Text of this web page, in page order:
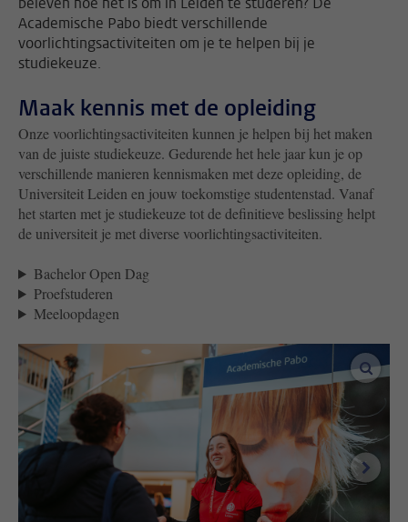
Academische Pabo biedt verschillende
voorlichtingsactiviteiten om je te helpen bij je
studiekeuze.
Maak kennis met de opleiding
Onze voorlichtingsactiviteiten kunnen je helpen bij het maken
van de juiste studiekeuze. Gedurende het hele jaar kun je op
verschillende manieren kennismaken met deze opleiding, de
Universiteit Leiden en jouw toekomstige studentenstad. Vanaf
het starten met je studiekeuze tot de definitieve beslissing helpt
de universiteit je met diverse voorlichtingsactiviteiten.
Bachelor Open Dag
Proefstuderen
Meeloopdagen